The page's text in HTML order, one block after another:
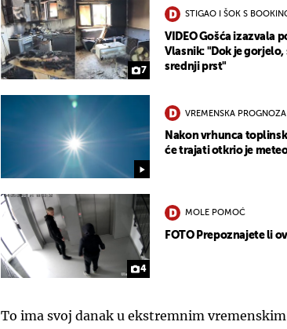
7
STIGAO I ŠOK S
VIDEO Gošća izazvala
Vlasnik: "Dok je
srednji prst"
VREMENSKA PROGNOZA
Nakon vrhunca
će trajati otkrio je
4
MOLE POMOĆ
FOTO Prepoznajete li
To ima svoj danak u ekstremnim